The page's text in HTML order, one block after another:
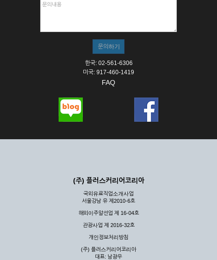
제5조 (서비스의 이용 및 중지)
② 시스템 점검, 교체 및 고장, 기술적인 이유, 국가비상사태, 정
스가 불가능할 경우 회사는 사전 공지나 예고 없이 서비스의 전
부 또는 일부를 일시적 또는 영구적으로 중지할 수 있습니다.
③ 기타 회사는 서비스를 제공할 수 없는 합당한 사유가 발생한
④ 회사는 제 2항 및 제 3항의 사유로 서비스의 제공이 일시적
여 배상하지 않습니다.
제3장 권리 및 의무
공할 수 있도록 최선의 노력을 다하여야 합니다.
게 누설, 배포하여서는 안됩니다. 다만, 관계법령에 의하여 국가
기관 등의 합법적인 요구가 있는 경우에는 해당 되지 않습니다.
③ 회사는 이용자로부터 제기되는 의견이나 불만이 정당하다고
인정할 경우에는 즉시 처리하여야 하며, 즉시 처리가 곤란한 경
우 그 처리를 위해 노력해야 합니다.
제7조 (회원의 의무)
한국: 02-561-6306
미국: 917-460-1419
FAQ
(주) 플러스커리어코리아
국외유료직업소개사업
서울강남 유 제2010-6호
해외이주알선업 제 16-04호
관광사업 제 2016-32호
개인정보처리방침
(주) 플러스커리어코리아
대표: 남광우